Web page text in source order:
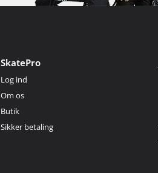
SkatePro
Log ind
Om os
Butik
Sikker betaling